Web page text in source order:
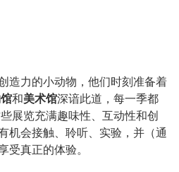
造力的小动物，他们时刻准备着
和美术馆深谙此道，每一季都
展览充满趣味性、互动性和创
机会接触、聆听、实验，并（通
真正的体验。